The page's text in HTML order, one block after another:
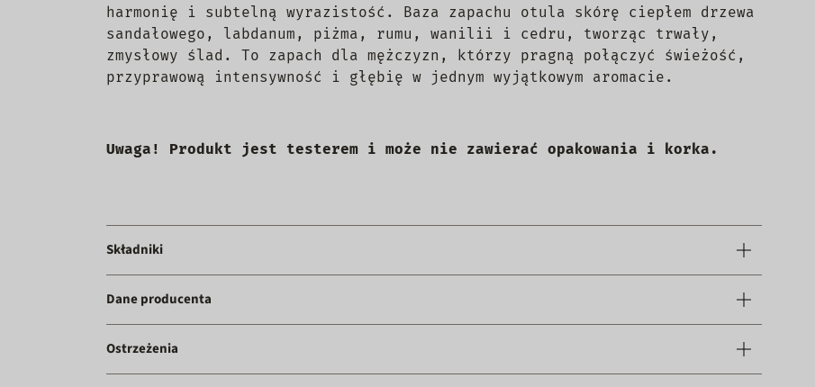
harmonię i subtelną wyrazistość. Baza zapachu otula skórę ciepłem drzewa
sandałowego, labdanum, piżma, rumu, wanilii i cedru, tworząc trwały,
zmysłowy ślad. To zapach dla mężczyzn, którzy pragną połączyć świeżość,
przyprawową intensywność i głębię w jednym wyjątkowym aromacie.
Uwaga! Produkt jest testerem i może nie zawierać opakowania i korka.
Składniki
Dane producenta
Ostrzeżenia